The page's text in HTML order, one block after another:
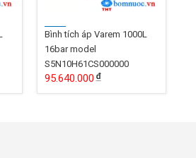
Bình tích áp Varem 1000L
16bar model
S5N10H61CS000000
95.640.000